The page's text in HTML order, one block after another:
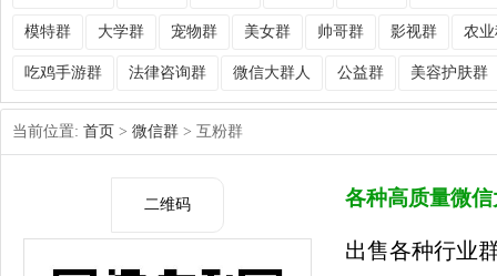
模特群 大学群 宠物群 美女群 帅哥群 影视群 农
吃鸡手游群 法律咨询群 微信大群人 公益群 美容护肤群
当前位置: 首页 > 微信群 > 互粉群
二维码 各种高质量微
出售各种行业